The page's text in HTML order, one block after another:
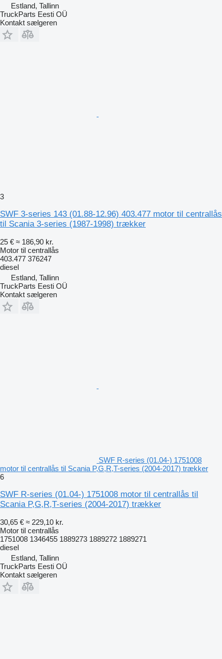
Estland, Tallinn
TruckParts Eesti OÜ
Kontakt sælgeren
3
SWF 3-series 143 (01.88-12.96) 403.477 motor til centrallås
til Scania 3-series (1987-1998) trækker
25 € ≈ 186,90 kr.
Motor til centrallås
403.477 376247
diesel
Estland, Tallinn
TruckParts Eesti OÜ
Kontakt sælgeren
SWF R-series (01.04-) 1751008
motor til centrallås til Scania P,G,R,T-series (2004-2017) trækker
6
SWF R-series (01.04-) 1751008 motor til centrallås til
Scania P,G,R,T-series (2004-2017) trækker
30,65 € ≈ 229,10 kr.
Motor til centrallås
1751008 1346455 1889273 1889272 1889271
diesel
Estland, Tallinn
TruckParts Eesti OÜ
Kontakt sælgeren